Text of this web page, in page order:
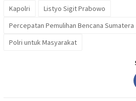
Kapolri
Listyo Sigit Prabowo
Percepatan Pemulihan Bencana Sumatera
Polri untuk Masyarakat